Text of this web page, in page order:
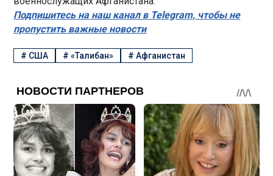
Подпишитесь на наш канал в Telegram, чтобы не
пропустить важные новости
# США #«Талибан» # Афганистан